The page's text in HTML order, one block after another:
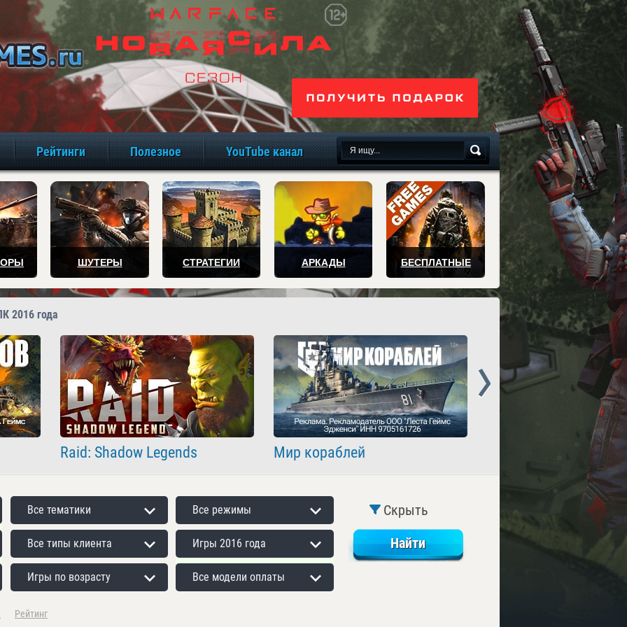
игры онлайн бесплатно
Рейтинги Полезное YouTube канал
ШУТЕРЫ СТРАТЕГИИ АРКАДЫ БЕСПЛАТНЫЕ
2016 года
Raid: Shadow Legends Мир кораблей
Next
Все тематики Все режимы
Все типы клиента Игры 2016 года
Игры по возрасту Все модели оплаты
Скрыть
Рейтинг